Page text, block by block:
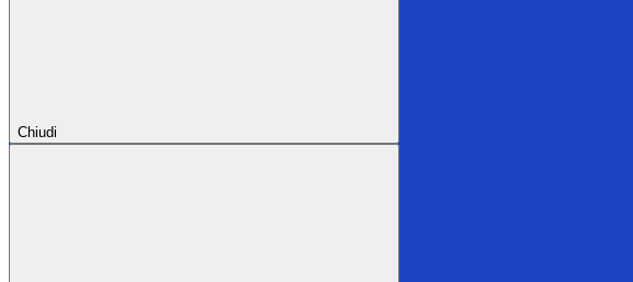
Chiudi